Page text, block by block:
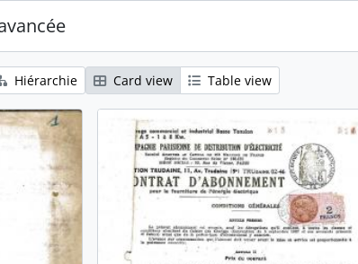
Hiérarchie Card view Table view